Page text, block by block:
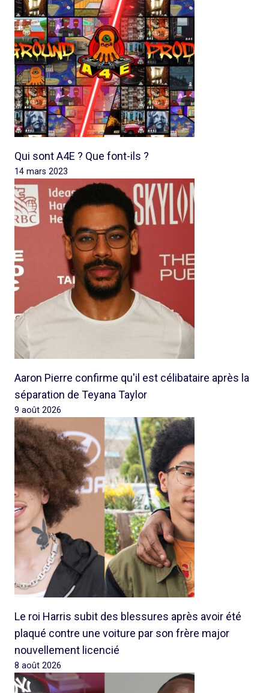
Qui sont A4E ? Que font-ils ?
14 mars 2023
Aaron Pierre confirme qu'il est célibataire après la
séparation de Teyana Taylor
9 août 2026
Le roi Harris subit des blessures après avoir été
plaqué contre une voiture par son frère major
nouvellement licencié
8 août 2026